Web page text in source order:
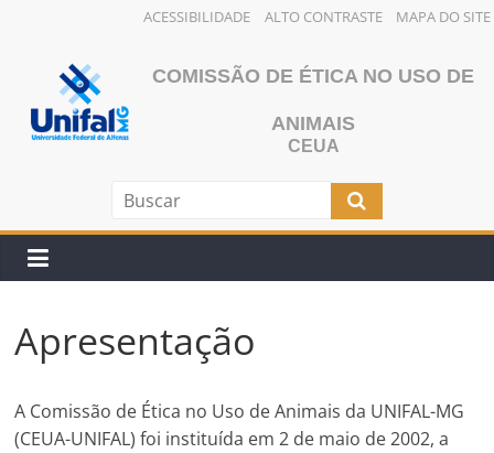
ACESSIBILIDADE ALTO CONTRASTE MAPA DO SITE
conteúdo
COMISSÃO DE ÉTICA NO USO DE
ANIMAIS
CEUA
Apresentação
A Comissão de Ética no Uso de Animais da UNIFAL-MG
(CEUA-UNIFAL) foi instituída em 2 de maio de 2002, a